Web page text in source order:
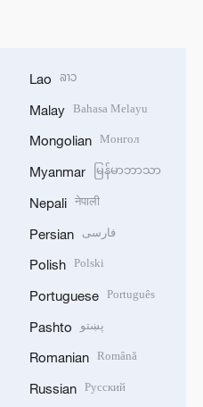
Lao ລາວ
Malay Bahasa Melayu
Mongolian Монгол
Myanmar မြန်မာဘာသာ
Nepali नेपाली
Persian فارسی
Polish Polski
Portuguese Português
Pashto پښتو
Romanian Română
Russian Русский